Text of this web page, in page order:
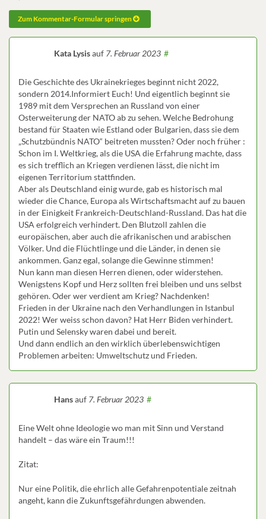
Zum Kommentar-Formular springen
Kata Lysisauf 7. Februar 2023 #
Die Geschichte des Ukrainekrieges beginnt nicht 2022,
sondern 2014.Informiert Euch! Und eigentlich beginnt sie
1989 mit dem Versprechen an Russland von einer
Osterweiterung der NATO ab zu sehen. Welche Bedrohung
bestand für Staaten wie Estland oder Bulgarien, dass sie dem
„Schutzbündnis NATO“ beitreten mussten? Oder noch früher :
Schon im I. Weltkrieg, als die USA die Erfahrung machte, dass
es sich trefflich an Kriegen verdienen lässt, die nicht im
eigenen Territorium stattfinden.
Aber als Deutschland einig wurde, gab es historisch mal
wieder die Chance, Europa als Wirtschaftsmacht auf zu bauen
in der Einigkeit Frankreich-Deutschland-Russland. Das hat die
USA erfolgreich verhindert. Den Blutzoll zahlen die
europäischen, aber auch die afrikanischen und arabischen
Völker. Und die Flüchtlinge und die Länder, in denen sie
ankommen. Ganz egal, solange die Gewinne stimmen!
Nun kann man diesen Herren dienen, oder widerstehen.
Wenigstens Kopf und Herz sollten frei bleiben und uns selbst
gehören. Oder wer verdient am Krieg? Nachdenken!
Frieden in der Ukraine nach den Verhandlungen in Istanbul
2022! Wer weiss schon davon? Hat Herr Biden verhindert.
Putin und Selensky waren dabei und bereit.
Und dann endlich an den wirklich überlebenswichtigen
Problemen arbeiten: Umweltschutz und Frieden.
Hansauf 7. Februar 2023 #
Eine Welt ohne Ideologie wo man mit Sinn und Verstand
handelt – das wäre ein Traum!!!
Zitat:
Nur eine Politik, die ehrlich alle Gefahrenpotentiale zeitnah
angeht, kann die Zukunftsgefährdungen abwenden.